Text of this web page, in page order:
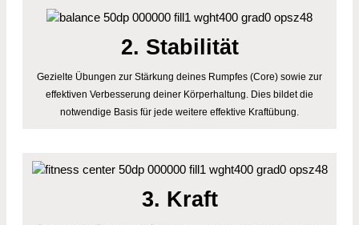
2. Stabilität
Gezielte Übungen zur Stärkung deines Rumpfes (Core) sowie zur
effektiven Verbesserung deiner Körperhaltung. Dies bildet die
notwendige Basis für jede weitere effektive Kraftübung.
3. Kraft